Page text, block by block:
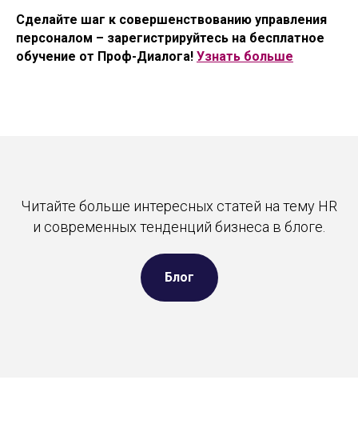
Сделайте шаг к совершенствованию управления
персоналом – зарегистрируйтесь на бесплатное
обучение от Проф-Диалога! Узнать больше
Читайте больше интересных статей на тему HR
и современных тенденций бизнеса в блоге.
Блог